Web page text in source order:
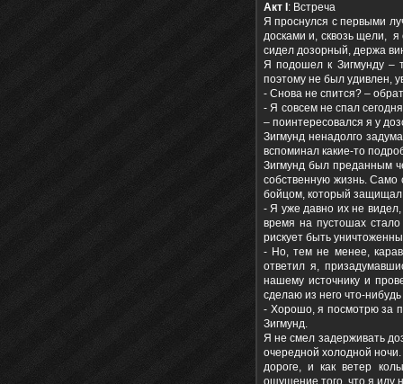
Акт : Встреча
Я проснулся с первыми
досками и, сквозь щели,
сидел дозорный, держа
Я подошел к Зигмунду –
поэтому не был удивлен,
- Снова не спится? –
- Я совсем не спал
– поинтересовался я у
Зигмунд ненадолго
вспоминал какие-то
Зигмунд был преданным
собственную жизнь. Само
бойцом, который защищал
- Я уже давно их не
время на пустошах
рискует быть
- Но, тем не менее,
ответил я,
нашему источнику и
сделаю из него что-
- Хорошо, я посмотрю за
Зигмунд.
Я не смел задерживать
очередной холодной
дороге, и как ветер
ощущение того, что я иду